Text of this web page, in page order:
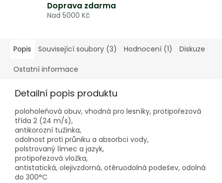
Doprava zdarma
Nad 5000 Kč
Popis Související soubory (3) Hodnocení (1) Diskuze
Ostatní informace
Detailní popis produktu
poloholeňová obuv, vhodná pro lesníky, protipořezová
třída 2 (24 m/s),
antikorozní tužinka,
odolnost proti průniku a absorbci vody,
polstrovaný límec a jazyk,
protipořezová vložka,
antistatická, olejivzdorná, otěruodolná podešev, odolná
do 300°C